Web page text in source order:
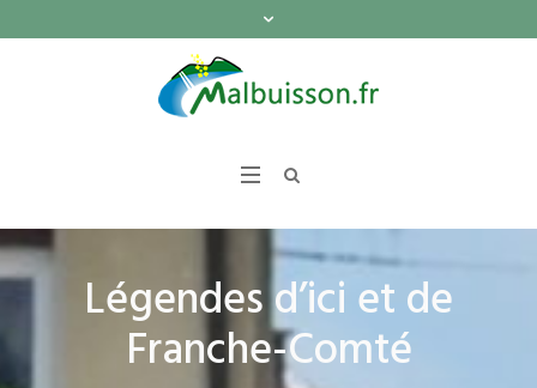
Légendes d’ici et de
Franche-Comté